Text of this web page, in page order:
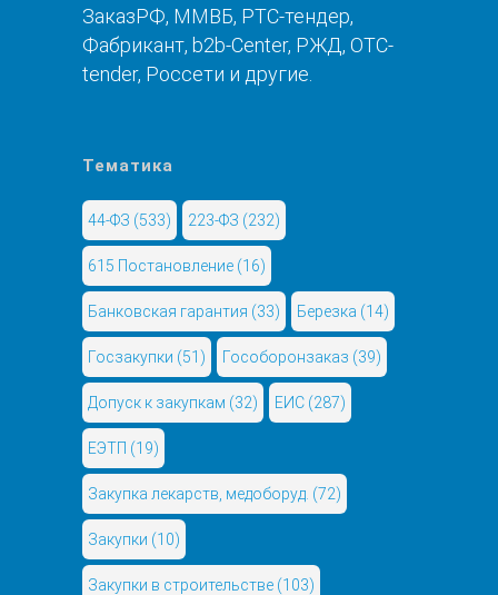
ЗаказРФ, ММВБ, РТС-тендер,
Фабрикант, b2b-Center, РЖД, OTC-
tender, Россети и другие.
Тематика
44-ФЗ (533) 223-ФЗ (232)
615 Постановление (16)
Банковская гарантия (33) Березка (14)
Госзакупки (51) Гособоронзаказ (39)
Допуск к закупкам (32) ЕИС (287)
ЕЭТП (19)
Закупка лекарств, медоборуд. (72)
Закупки (10)
Закупки в строительстве (103)